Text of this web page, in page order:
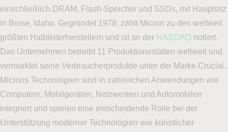
einschließlich DRAM, Flash-Speicher und SSDs, mit Hauptsitz
in Boise, Idaho. Gegründet 1978, zählt Micron zu den weltweit
größten Halbleiterherstellern und ist an der NASDAQ notiert.
Das Unternehmen betreibt 11 Produktionsstätten weltweit und
vermarktet seine Verbraucherprodukte unter der Marke Crucial.
Microns Technologien sind in zahlreichen Anwendungen wie
Computern, Mobilgeräten, Netzwerken und Automobilen
integriert und spielen eine entscheidende Rolle bei der
Unterstützung moderner Technologien wie künstlicher